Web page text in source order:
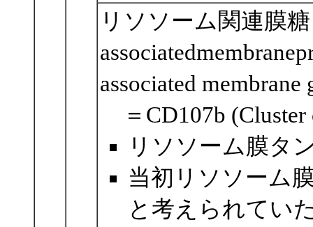
リソソーム関連膜
associated
＝CD107b (Cluster
リソソーム膜タ
当初リソソーム
と考えられてい